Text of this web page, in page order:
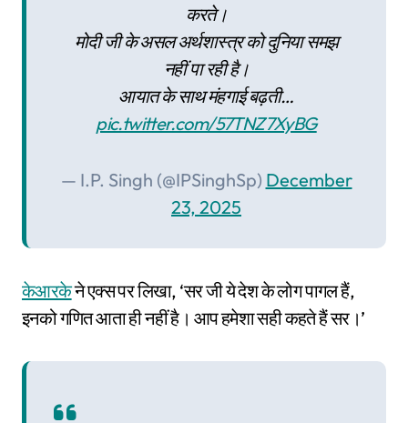
करते।
मोदी जी के असल अर्थशास्त्र को दुनिया समझ
नहीं पा रही है।
आयात के साथ मंहगाई बढ़ती…
pic.twitter.com/57TNZ7XyBG
— I.P. Singh (@IPSinghSp) December
23, 2025
केआरकेने एक्स पर लिखा, ‘सर जी ये देश के लोग पागल हैं,
इनको गणित आता ही नहीं है। आप हमेशा सही कहते हैं सर।’